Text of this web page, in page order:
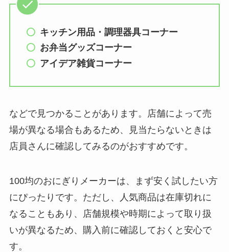
キッチン用品・調理器具コーナー
お弁当グッズコーナー
アイデア雑貨コーナー
などで見つかることがあります。店舗によって売
場が異なる場合もあるため、見当たらないときは
店員さんに確認してみるのがおすすめです。
100均のおにぎりメーカーは、まず安く試したい方
にぴったりです。ただし、人気商品は在庫切れに
なることもあり、店舗規模や時期によって取り扱
いが異なるため、購入前に確認しておくと安心で
す。